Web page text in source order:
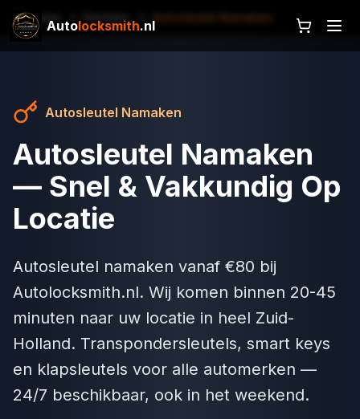
Autolocksmith.nl
Home Diensten
Autosleutel Namaken
Autosleutel Namaken
— Snel & Vakkundig Op
Locatie
Autosleutel namaken vanaf €80 bij
Autolocksmith.nl. Wij komen binnen 20-45
minuten naar uw locatie in heel Zuid-
Holland. Transpondersleutels, smart keys
en klapsleutels voor alle automerken —
24/7 beschikbaar, ook in het weekend.